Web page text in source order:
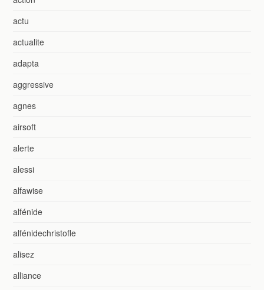
actu
actualite
adapta
aggressive
agnes
airsoft
alerte
alessi
alfawise
alfénide
alfénidechristofle
alisez
alliance